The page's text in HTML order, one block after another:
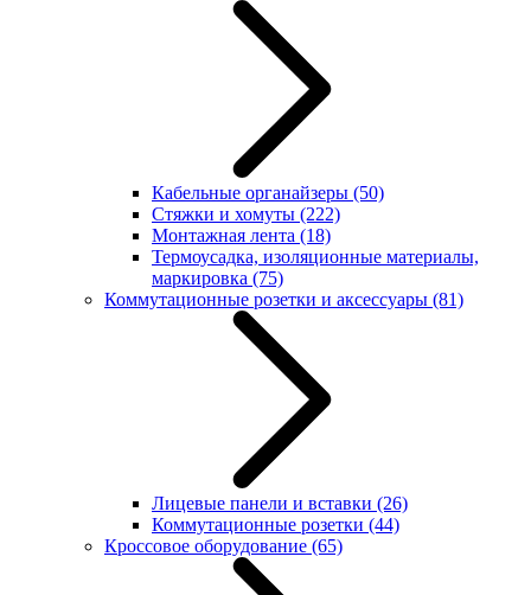
Кабельные органайзеры (50)
Стяжки и хомуты (222)
Монтажная лента (18)
Термоусадка, изоляционные материалы,
маркировка (75)
Коммутационные розетки и аксессуары (81)
Лицевые панели и вставки (26)
Коммутационные розетки (44)
Кроссовое оборудование (65)